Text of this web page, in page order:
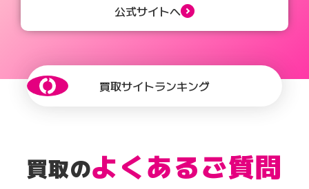
公式サイトへ
買取サイトランキング
買取のよくあるご質問